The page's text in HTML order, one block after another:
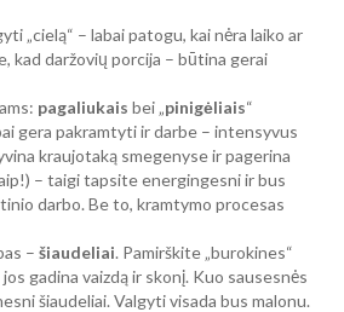
„cielą“ – labai patogu, kai nėra laiko ar
kad daržovių porcija – būtina gerai
pagaliukais bei „pinigėliais“
gera pakramtyti ir darbe – intensyvus
kraujotaką smegenyse ir pagerina
– taigi tapsite energingesni ir bus
darbo. Be to, kramtymo procesas
– šiaudeliai. Pamirškite „burokines“
gadina vaizdą ir skonį. Kuo sausesnės
šiaudeliai. Valgyti visada bus malonu.